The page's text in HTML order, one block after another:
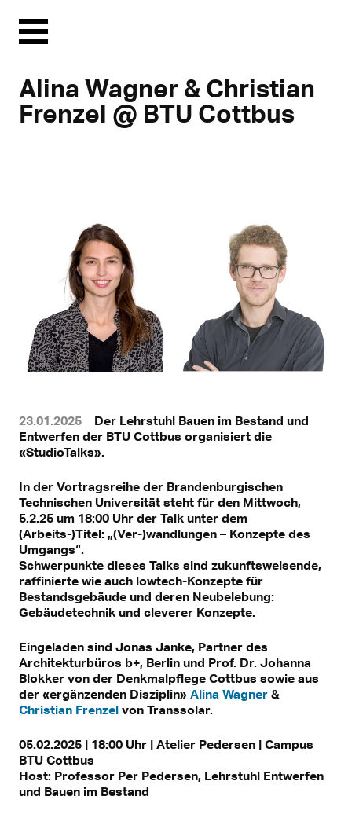
Menu
Alina Wagner & Christian
Frenzel @ BTU Cottbus
23.01.2025
Der Lehrstuhl Bauen im Bestand und
Entwerfen der BTU Cottbus organisiert die
«StudioTalks».
In der Vortragsreihe der Brandenburgischen
Technischen Universität steht für den Mittwoch,
5.2.25 um 18:00 Uhr der Talk unter dem
(Arbeits-)Titel: „(Ver-)wandlungen – Konzepte des
Umgangs“.
Schwerpunkte dieses Talks sind zukunftsweisende,
raffinierte wie auch lowtech-Konzepte für
Bestandsgebäude und deren Neubelebung:
Gebäudetechnik und cleverer Konzepte.
Eingeladen sind Jonas Janke, Partner des
Architekturbüros b+, Berlin und Prof. Dr. Johanna
Blokker von der Denkmalpflege Cottbus sowie aus
der «ergänzenden Disziplin» Alina Wagner &
Christian Frenzel von Transsolar.
05.02.2025 | 18:00 Uhr | Atelier Pedersen | Campus
BTU Cottbus
Host: Professor Per Pedersen, Lehrstuhl Entwerfen
und Bauen im Bestand